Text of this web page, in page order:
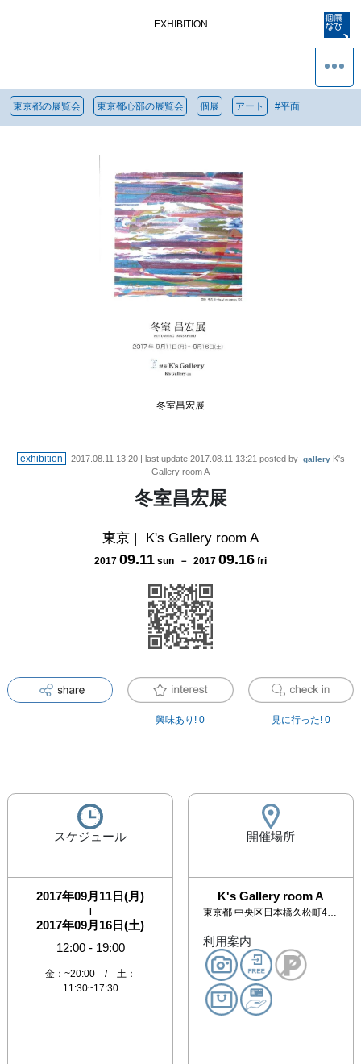
EXHIBITION
東京都の展覧会 東京都心部の展覧会 個展 アート #平面
冬室昌宏展
exhibition 2017.08.11 13:20| last update 2017.08.11 13:21 posted by gallery K's
Gallery room A
冬室昌宏展
東京 | K's Gallery room A
2017 09.11 sun － 2017 09.16 fri
興味あり! 0 見に行った! 0
スケジュール
2017年09月11日(月)
|
2017年09月16日(土)
12:00- 19:00
金：~20:00 / 土：
11:30~17:30
開催場所
K's Gallery room A
東京都 中央区日本橋久松町4-6杉山ビル4F
利用案内